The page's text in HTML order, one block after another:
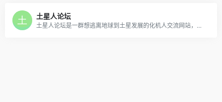
土星人论坛
土星人论坛是一群想逃离地球到土星发展的化机人交流网站，誓必要将土星改造成化工机械星球，成为化机人的一个乐园